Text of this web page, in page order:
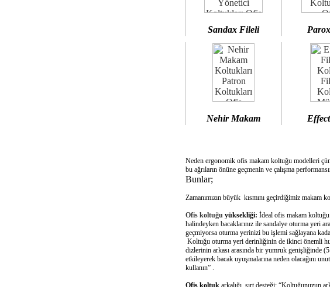
Sandax Fileli
Nehir Makam
Neden ergonomik ofis makam koltuğu modelleri
bu ağrıların önüne geçmenin ve çalışma
Bunlar;
Zamanımızın büyük kısmını geçirdiğimiz
Ofis koltuğuyüksekliği: İdeal ofis makam koltuğu
halindeyken bacaklarınız ile sandalye oturma yeri
geçmiyorsa oturma yerinizi bu işlemi sağlayana
Koltuğu oturma yeri derinliğinin de ikinci önemli
dizlerinin arkası arasında bir yumruk genişliğinde
etkileyerek bacak uyuşmalarına neden olacağını
kullanın” .
Ofis koltuk arkalığı sırt desteği: “Koltuğunuzun